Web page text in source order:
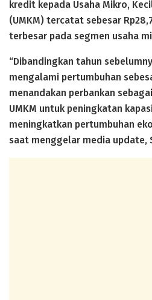
kredit kepada Usaha Mikro,
(UMKM) tercatat sebesar
terbesar pada segmen usaha
“Dibandingkan tahun
mengalami pertumbuhan
menandakan perbankan
UMKM untuk peningkatan
meningkatkan pertumbuhan
saat menggelar media update,